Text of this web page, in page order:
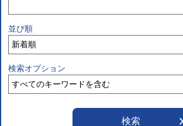
並び順
検索オプション